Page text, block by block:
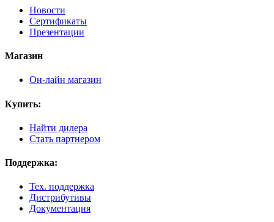
Новости
Сертификаты
Презентации
Магазин
Он-лайн магазин
Купить:
Найти дилера
Стать партнером
Поддержка:
Тех. поддержка
Дистрибутивы
Документация